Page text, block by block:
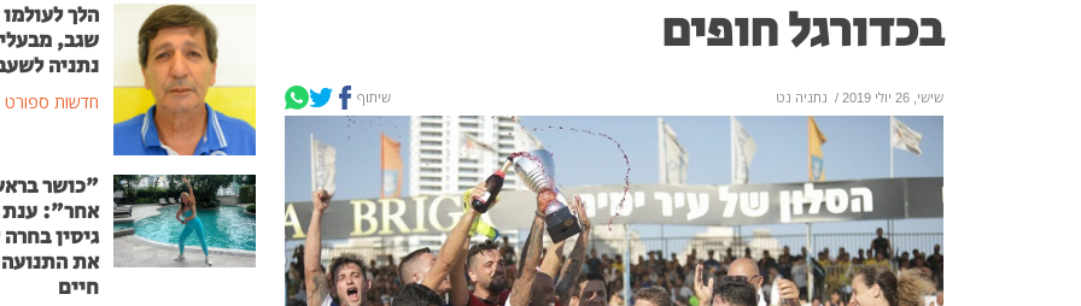
בכדורגל חופים
שישי, 26 יולי 2019 / נתניה נט שיתוף
הלך
שגב,
נתניה
חדשות ספורט
"כושר
אחר": ענת
גיסין
את
חיים